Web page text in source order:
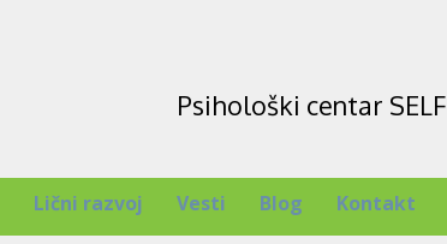
Psihološki centar SELF
Lični razvoj Vesti Blog Kontakt